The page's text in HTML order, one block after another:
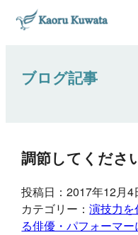
ブログ記事
調節してくださ
投稿日：2017年12月4
カテゴリー：演技力を
る俳優・パフォーマ